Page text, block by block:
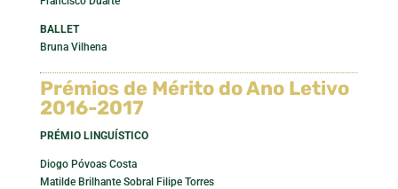
BALLET
Bruna Vilhena
Prémios de Mérito do Ano Letivo
2016-2017
PRÉMIO LINGUÍSTICO
Diogo Póvoas Costa
Matilde Brilhante Sobral Filipe Torres